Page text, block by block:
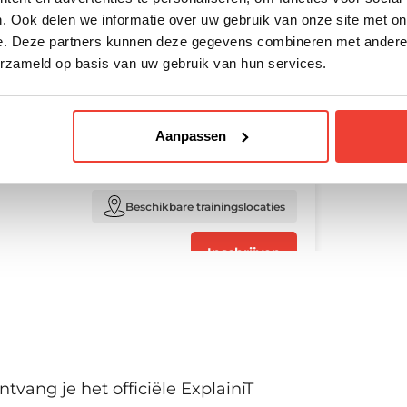
Ook delen we informatie over uw gebruik van onze site met
Deze partners kunnen deze gegevens combineren met
op basis van uw gebruik van hun services.
Aanpassen
Virtueel.
Beschikbare trainingslocaties
Inschrijven
Amsterdam, Arnhem, Den Haag,
Rotterdam, Utrecht, Zwolle en
Virtueel.
Beschikbare trainingslocaties
Inschrijven
Amsterdam, Arnhem, Den Haag,
Inschrijven
Amsterdam, Arnhem, Den Haag,
Eindhoven, Groningen, Hengelo,
je het officiële ExplainiT